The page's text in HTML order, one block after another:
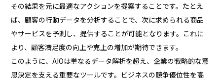
その結果を元に最適なアクションを提案することです。たとえ
ば、顧客の行動データを分析することで、次に求められる商品
やサービスを予測し、提供することが可能となります。これに
より、顧客満足度の向上や売上の増加が期待できます。
このように、AIOは単なるデータ解析を超え、企業の戦略的な意
思決定を支える重要なツールです。ビジネスの競争優位性を高